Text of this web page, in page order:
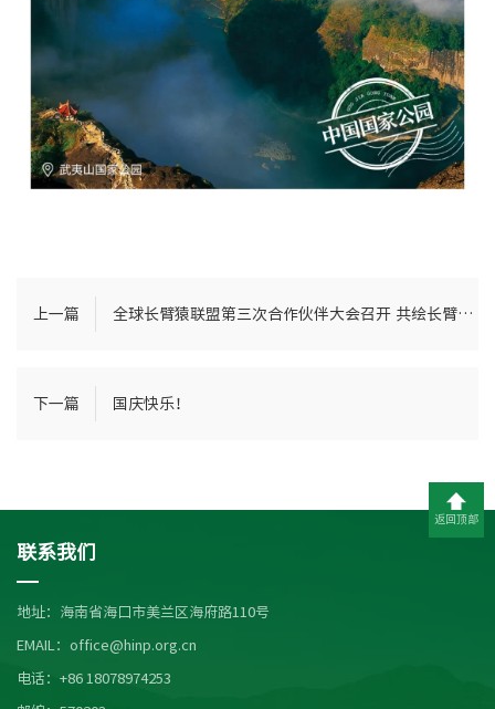
上一篇 全球长臂猿联盟第三次合作伙伴大会召开 共绘长臂猿保护新蓝图
下一篇 国庆快乐！
返回顶部
联系我们
地址：海南省海口市美兰区海府路110号
EMAIL：office@hinp.org.cn
电话：+86 18078974253